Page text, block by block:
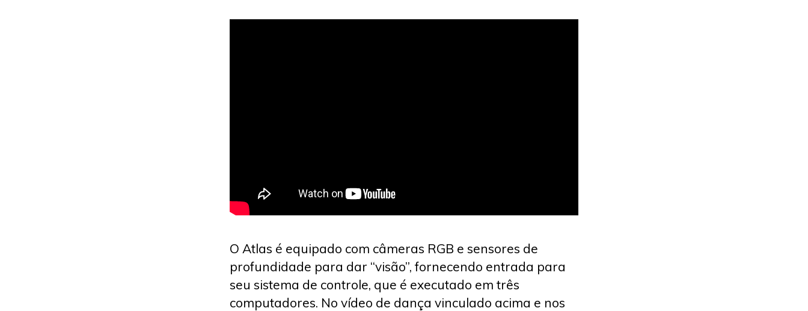
O Atlas é equipado com câmeras RGB e sensores de
profundidade para dar “visão”, fornecendo entrada para
seu sistema de controle, que é executado em três
computadores. No vídeo de dança vinculado acima e nos